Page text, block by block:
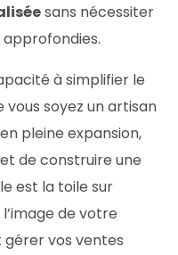
sans nécessiter
à simplifier le
soyez un artisan
pleine expansion,
de construire une
est la toile sur
de votre
vos ventes